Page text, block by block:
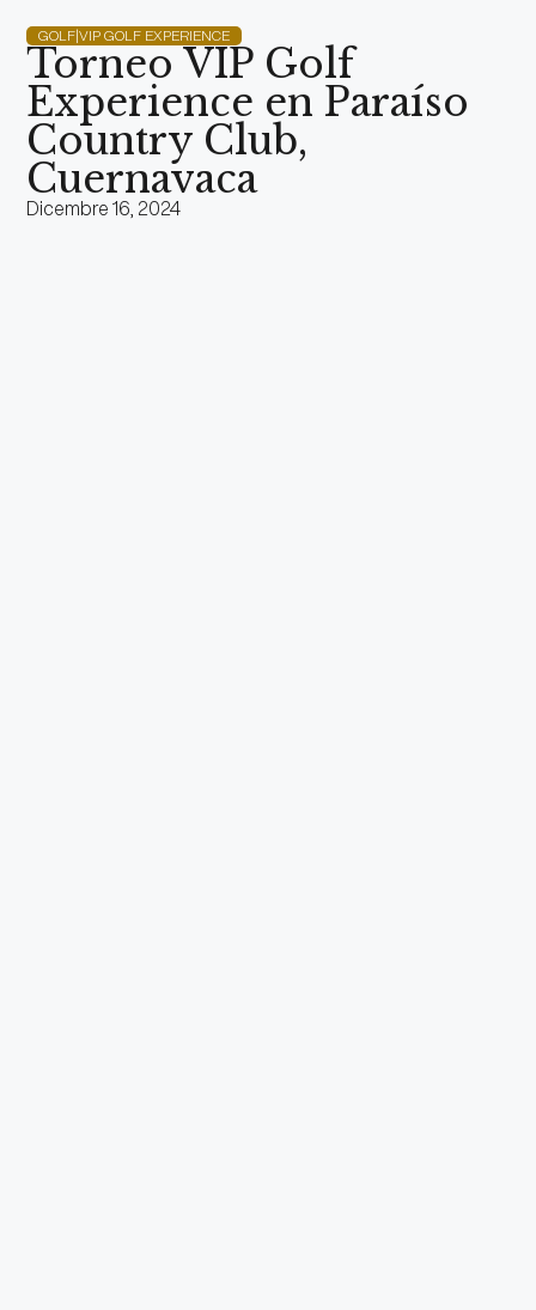
GOLF|VIP GOLF EXPERIENCE
Torneo VIP Golf
Experience en Paraíso
Country Club,
Cuernavaca
Dicembre 16, 2024